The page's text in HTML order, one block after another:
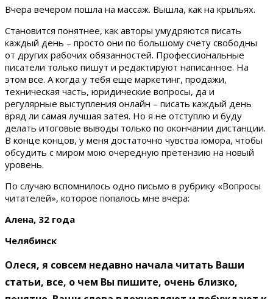
Вчера вечером пошла на массаж. Вышла, как на крыльях.
Становится понятнее, как авторы умудряются писать
каждый день – просто они по большому счету свободны
от других рабочих обязанностей. Профессиональные
писатели только пишут и редактируют написанное. На
этом все. А когда у тебя еще маркетинг, продажи,
техническая часть, юридические вопросы, да и
регулярные выступления онлайн – писать каждый день
вряд ли самая лучшая затея. Но я не отступлю и буду
делать итоговые выводы только по окончании дистанции.
В конце концов, у меня достаточно чувства юмора, чтобы
обсудить с миром мою очередную претензию на новый
уровень.
По случаю вспомнилось одно письмо в рубрику «Вопросы
читателей», которое попалось мне вчера:
Алена, 32 года
Челябинск
Олеся, я совсем недавно начала читать Ваши
статьи, все, о чем Вы пишите, очень близко,